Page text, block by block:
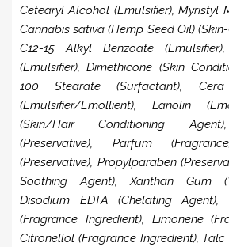
Cetearyl Alcohol (Emulsifier), Myristyl
Cannabis sativa (Hemp Seed Oil)
C12-15 Alkyl Benzoate
(Emulsifier), Dimethicone (Skin
100 Stearate (Surfactant),
(Emulsifier/Emollient), Lanolin
(Skin/Hair Conditioning
(Preservative), Parfum
(Preservative), Propylparaben
Soothing Agent), Xanthan Gum
Disodium EDTA (Chelating Agent),
(Fragrance Ingredient), Limonene
Citronellol (Fragrance Ingredient),